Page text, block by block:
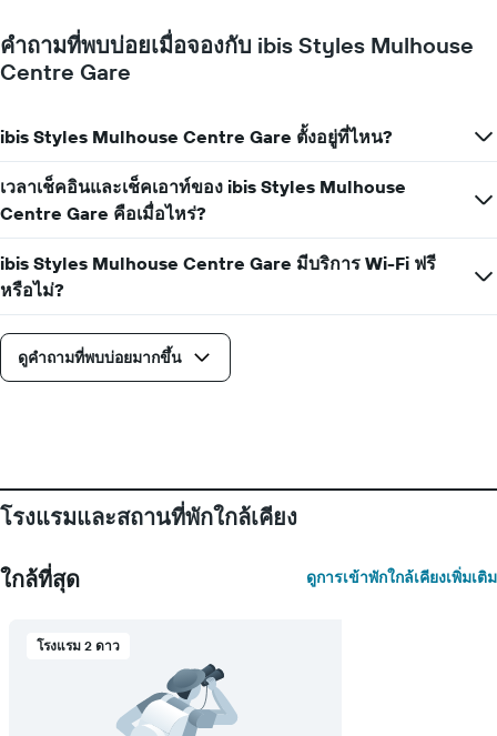
พัก
ใน
ของ
สัปดาห์
แผนภูมิ
มี
แกน
X
1
แกน
แสดง
วัน
สัปดาห์
แผนภูมิ
แกน
แแส
เฉลี่ย
พัก
คำถามที่พบบ่อยเมื่อจองกับ ibis Styles Mulhouse
Centre Gare
ibis Styles Mulhouse Centre Gare ตั้งอยู่ที่ไหน?
เวลาเช็คอินและเช็คเอาท์ของ ibis Styles Mulhouse
Centre Gare คือเมื่อไหร่?
ibis Styles Mulhouse Centre Gare มีบริการ Wi-Fi ฟรี
หรือไม่?
ดูคำถามที่พบบ่อยมากขึ้น
โรงแรมและสถานที่พักใกล้เคียง
ใกล้ที่สุด ดูการเข้าพักใกล้เคียงเพิ่มเติม
โรงแรม 2 ดาว